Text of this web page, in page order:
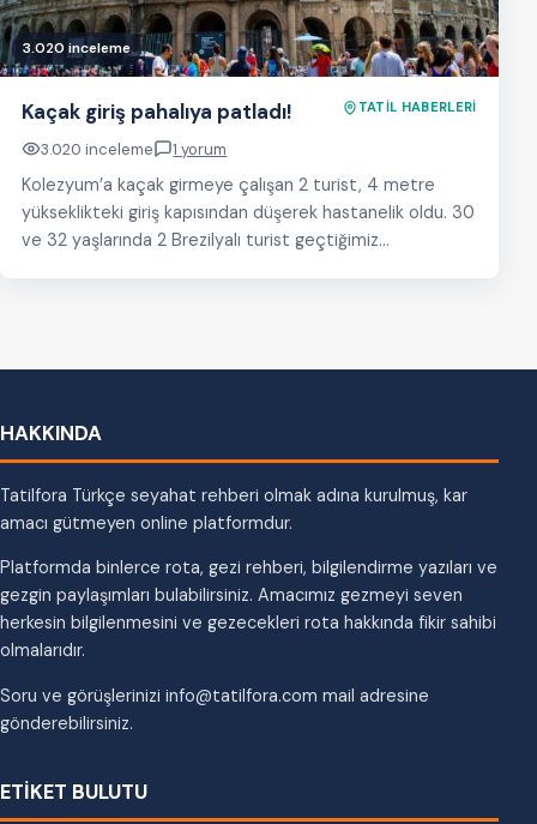
3.020 inceleme
Kaçak giriş pahalıya patladı! TATİL HABERLERİ
3.020 inceleme 1 yorum
Kolezyum’a kaçak girmeye çalışan 2 turist, 4 metre
yükseklikteki giriş kapısından düşerek hastanelik oldu. 30
ve 32 yaşlarında 2 Brezilyalı turist geçtiğimiz…
HAKKINDA
Tatilfora Türkçe seyahat rehberi olmak adına kurulmuş, kar
amacı gütmeyen online platformdur.
Platformda binlerce rota, gezi rehberi, bilgilendirme yazıları ve
gezgin paylaşımları bulabilirsiniz. Amacımız gezmeyi seven
herkesin bilgilenmesini ve gezecekleri rota hakkında fikir sahibi
olmalarıdır.
Soru ve görüşlerinizi info@tatilfora.com mail adresine
gönderebilirsiniz.
ETİKET BULUTU